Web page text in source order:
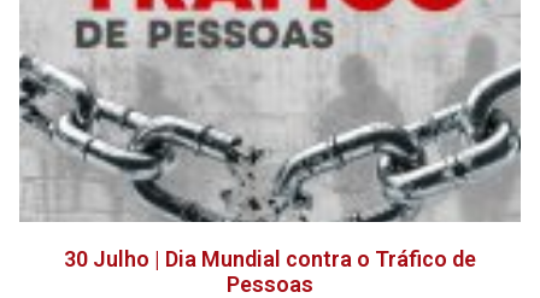
30 Julho | Dia Mundial contra o Tráfico de
Pessoas